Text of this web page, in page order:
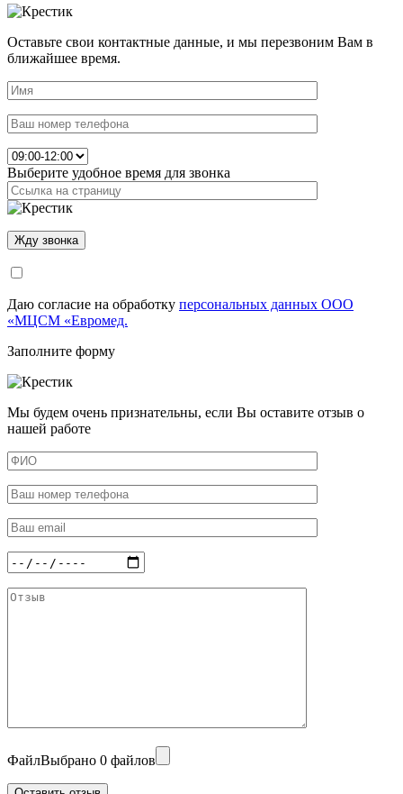
Оставьте свои контактные данные, и мы перезвоним Вам в
ближайшее время.
Выберите удобное время для звонка
Даю согласие на обработку персональных данных ООО
«МЦСМ «Евромед.
Заполните форму
Мы будем очень признательны, если Вы оставите отзыв о
нашей работе
ФайлВыбрано 0 файлов